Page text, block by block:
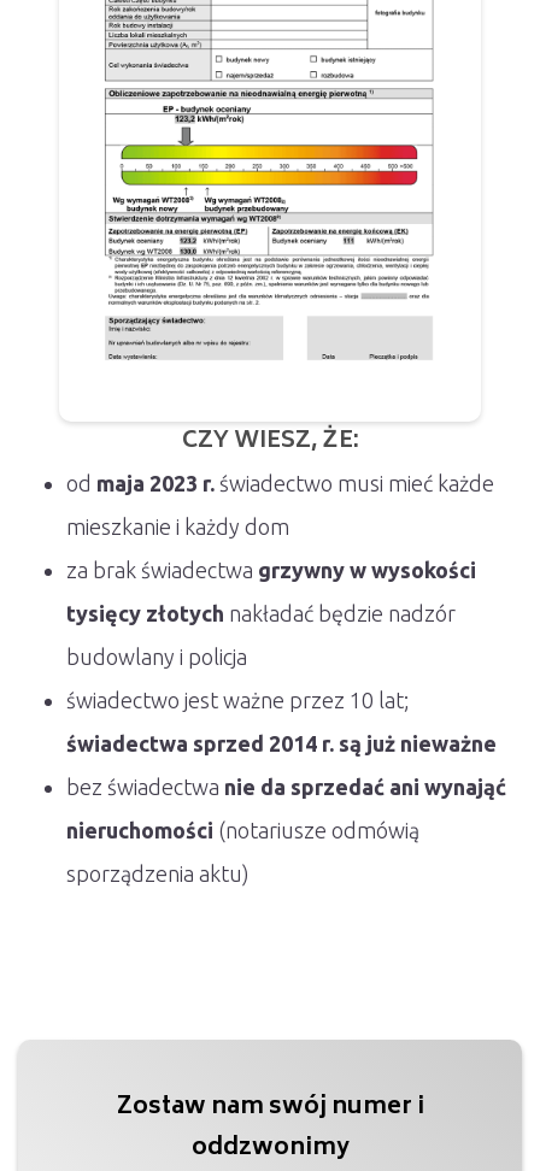
CZY WIESZ, ŻE:
od maja 2023 r. świadectwo musi mieć każde
mieszkanie i każdy dom
za brak świadectwa grzywny w wysokości
tysięcy złotych nakładać będzie nadzór
budowlany i policja
świadectwo jest ważne przez 10 lat;
świadectwa sprzed 2014 r. są już nieważne
bez świadectwa nie da sprzedać ani wynająć
nieruchomości (notariusze odmówią
sporządzenia aktu)
Zostaw nam swój numer i
oddzwonimy